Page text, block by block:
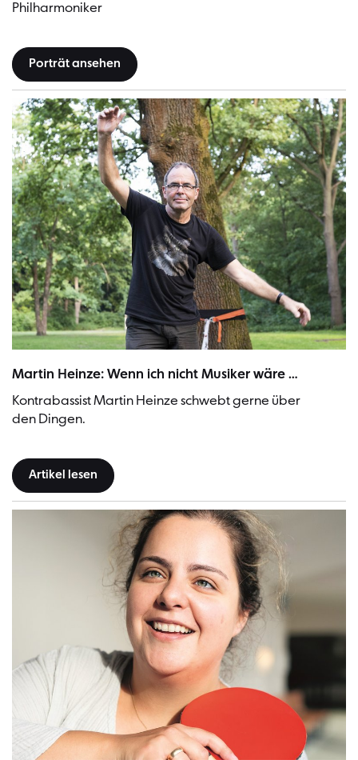
Philharmoniker
Porträt ansehen
Martin Heinze: Wenn ich nicht Musiker wäre …
Kontrabassist Martin Heinze schwebt gerne über
den Dingen.
Artikel lesen